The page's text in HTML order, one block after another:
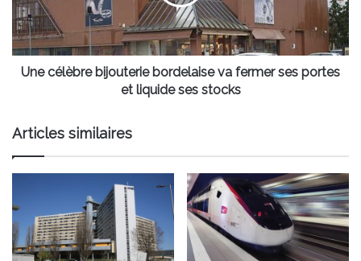
fermer
ses
portes
et
liquide
Une célèbre bijouterie bordelaise va fermer ses portes
et liquide ses stocks
Articles similaires